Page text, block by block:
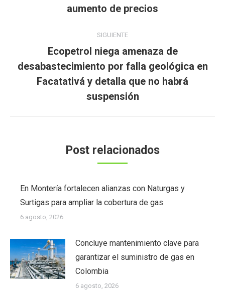
anterior:
aumento de precios
SIGUIENTE
Publicación
siguiente:
Ecopetrol niega amenaza de
desabastecimiento por falla geológica en
Facatativá y detalla que no habrá
suspensión
Post relacionados
En Montería fortalecen alianzas con Naturgas y
Surtigas para ampliar la cobertura de gas
6 agosto, 2026
Concluye mantenimiento clave para
garantizar el suministro de gas en
Colombia
6 agosto, 2026